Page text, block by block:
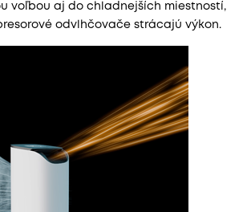
voľbou aj do chladnejších miestností,
odvlhčovače strácajú výkon.